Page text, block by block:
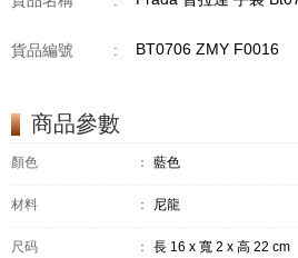
貨品編號 : BT0706 ZMY F0016
商品參數
顏色 ： 藍色
材料 ： 尼龍
尺码 ： 長 16 x 寬 2 x 高 22 cm